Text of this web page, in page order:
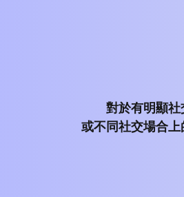
對於有明顯
或不同社交場合